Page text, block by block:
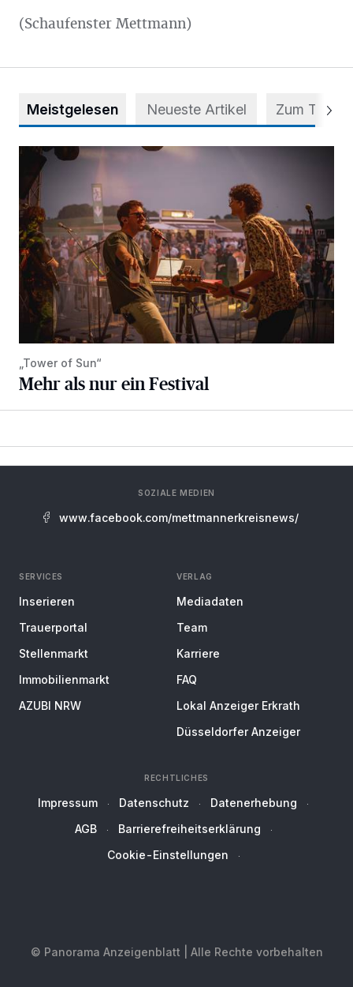
(Schaufenster Mettmann)
Meistgelesen Neueste Artikel Zum Thema
Mehr als nur ein Festival
„Tower of Sun“
Mehr als nur ein Festival
SOZIALE MEDIEN
www.facebook.com/mettmannerkreisnews/
SERVICES
Inserieren
Trauerportal
Stellenmarkt
Immobilienmarkt
AZUBI NRW
VERLAG
Mediadaten
Team
Karriere
FAQ
Lokal Anzeiger Erkrath
Düsseldorfer Anzeiger
RECHTLICHES
Impressum Datenschutz
Datenerhebung
AGB
Barrierefreiheitserklärung
Cookie-Einstellungen
© Panorama Anzeigenblatt | Alle Rechte vorbehalten